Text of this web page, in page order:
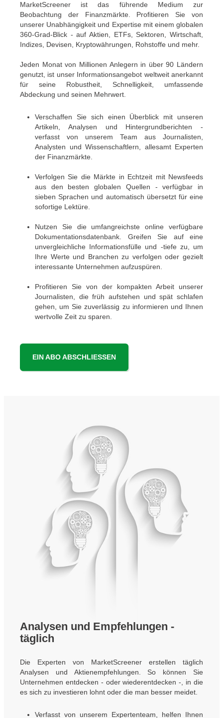
MarketScreener ist das führende Medium zur
Beobachtung der Finanzmärkte. Profitieren Sie von
unserer Unabhängigkeit und Expertise mit einem globalen
360-Grad-Blick - auf Aktien, ETFs, Sektoren, Wirtschaft,
Indizes, Devisen, Kryptowährungen, Rohstoffe und mehr.
Jeden Monat von Millionen Anlegern in über 90 Ländern
genutzt, ist unser Informationsangebot weltweit anerkannt
für seine Robustheit, Schnelligkeit, umfassende
Abdeckung und seinen Mehrwert.
Verschaffen Sie sich einen Überblick mit unseren
Artikeln, Analysen und Hintergrundberichten -
verfasst von unserem Team aus Journalisten,
Analysten und Wissenschaftlern, allesamt Experten
der Finanzmärkte.
Verfolgen Sie die Märkte in Echtzeit mit Newsfeeds
aus den besten globalen Quellen - verfügbar in
sieben Sprachen und automatisch übersetzt für eine
sofortige Lektüre.
Nutzen Sie die umfangreichste online verfügbare
Dokumentationsdatenbank. Greifen Sie auf eine
unvergleichliche Informationsfülle und -tiefe zu, um
Ihre Werte und Branchen zu verfolgen oder gezielt
interessante Unternehmen aufzuspüren.
Profitieren Sie von der kompakten Arbeit unserer
Journalisten, die früh aufstehen und spät schlafen
gehen, um Sie zuverlässig zu informieren und Ihnen
wertvolle Zeit zu sparen.
EIN ABO ABSCHLIESSEN
Analysen und Empfehlungen -
täglich
Die Experten von MarketScreener erstellen täglich
Analysen und Aktienempfehlungen. So können Sie
Unternehmen entdecken - oder wiederentdecken -, in die
es sich zu investieren lohnt oder die man besser meidet.
Verfasst von unserem Expertenteam, helfen Ihnen